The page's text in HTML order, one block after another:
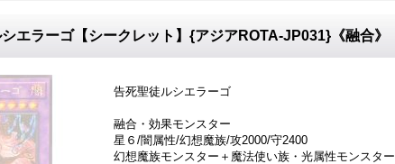
ラーゴ【シークレット】{アジアROTA-JP031}《融合》
告死聖徒ルシエラーゴ
融合・効果モンスター
星６/闇属性/幻想魔族/攻2000/守2400
幻想魔族モンスター＋魔法使い族・光属性モンスター